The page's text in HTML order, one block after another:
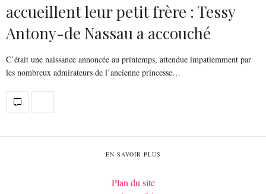
accueillent leur petit frère : Tessy
Antony-de Nassau a accouché
C’était une naissance annoncée au printemps, attendue impatiemment par
les nombreux admirateurs de l’ancienne princesse…
EN SAVOIR PLUS
Plan du site